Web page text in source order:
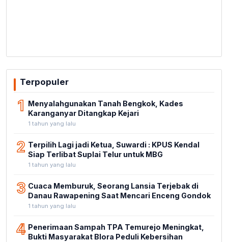
Terpopuler
1 Menyalahgunakan Tanah Bengkok, Kades
Karanganyar Ditangkap Kejari
1 tahun yang lalu
2 Terpilih Lagi jadi Ketua, Suwardi : KPUS Kendal
Siap Terlibat Suplai Telur untuk MBG
1 tahun yang lalu
3 Cuaca Memburuk, Seorang Lansia Terjebak di
Danau Rawapening Saat Mencari Enceng Gondok
1 tahun yang lalu
4 Penerimaan Sampah TPA Temurejo Meningkat,
Bukti Masyarakat Blora Peduli Kebersihan